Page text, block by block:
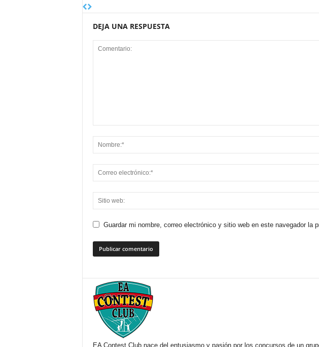
DEJA UNA RESPUESTA
Guardar mi nombre, correo electrónico y sitio web en este navegador la
EA Contest Club nace del entusiasmo y pasión por los concursos de un